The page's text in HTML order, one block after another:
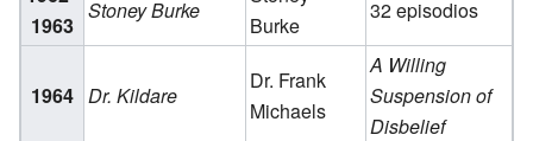
1963
Stoney Burke
Burke
32 episodios
1964 Dr. Kildare
Dr. Frank
Michaels
A Willing
Suspension of
Disbelief